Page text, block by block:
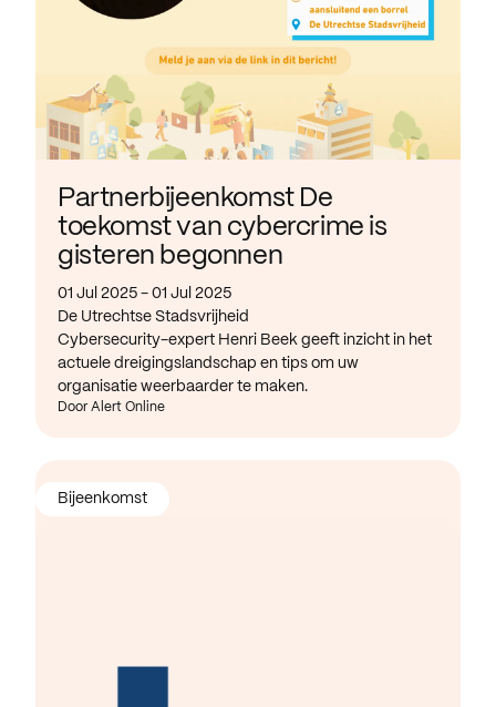
Partnerbijeenkomst De
toekomst van cybercrime is
gisteren begonnen
01 Jul 2025 - 01 Jul 2025
De Utrechtse Stadsvrijheid
Cybersecurity-expert Henri Beek geeft inzicht in het
actuele dreigingslandschap en tips om uw
organisatie weerbaarder te maken.
Door Alert Online
Bijeenkomst